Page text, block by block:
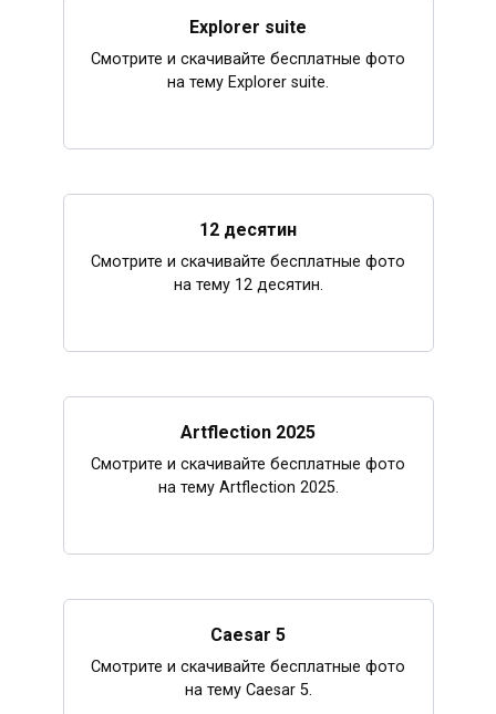
Explorer suite
Смотрите и скачивайте бесплатные фото
на тему Explorer suite.
12 десятин
Смотрите и скачивайте бесплатные фото
на тему 12 десятин.
Artflection 2025
Смотрите и скачивайте бесплатные фото
на тему Artflection 2025.
Caesar 5
Смотрите и скачивайте бесплатные фото
на тему Caesar 5.